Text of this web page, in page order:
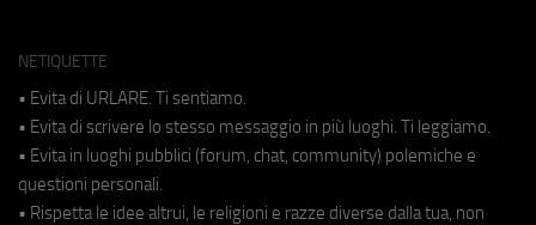
NETIQUETTE
• Evita di URLARE. Ti sentiamo.
• Evita di scrivere lo stesso messaggio in più luoghi. Ti leggiamo.
• Evita in luoghi pubblici (forum, chat, community) polemiche e
questioni personali.
• Rispetta le idee altrui, le religioni e razze diverse dalla tua, non